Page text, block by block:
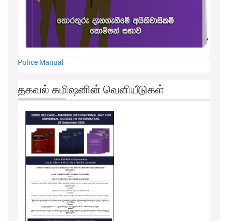
Police Manual
தகவல் கமிஷனின் வெளியீடுகள்